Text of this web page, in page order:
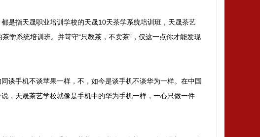
是指天晟职业培训学校的天晟10天茶学系统培训班， 天晟茶艺
学系统培训班。并苛守“只教茶，不卖茶”， 仅这一点你才能发现
谈手机不谈苹果一样，不，如今是谈手机不谈华为一样。在中国
，天晟茶艺学校就像是手机中的华为手机一样，一心只做一件